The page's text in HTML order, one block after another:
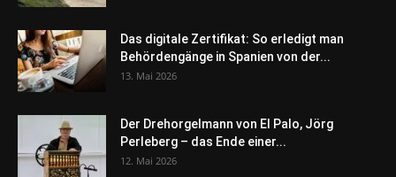
Das digitale Zertifikat: So erledigt man
Behördengänge in Spanien von der...
13. Mai 2026
Der Drehorgelmann von El Palo, Jörg
Perleberg – das Ende einer...
12. Mai 2026